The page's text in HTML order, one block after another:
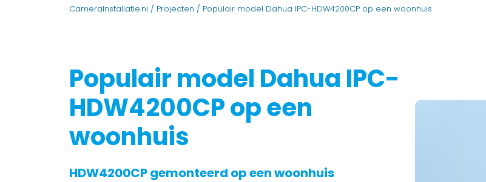
CameraInstallatie.nl / Projecten / Populair model Dahua IPC-HDW4200CP op een woonhuis
Populair model Dahua IPC-
HDW4200CP op een
woonhuis
HDW4200CP gemonteerd op een woonhuis